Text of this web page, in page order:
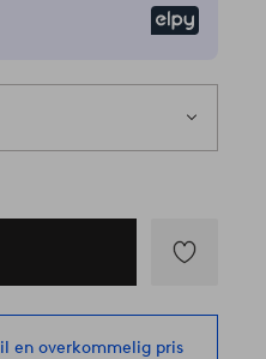
til
favoritter
en overkommelig pris